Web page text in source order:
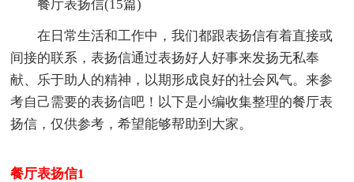
餐厅表扬信(15篇)
在日常生活和工作中，我们都跟表扬信有着直接或
间接的联系，表扬信通过表扬好人好事来发扬无私奉
献、乐于助人的精神，以期形成良好的社会风气。来参
考自己需要的表扬信吧！以下是小编收集整理的餐厅表
扬信，仅供参考，希望能够帮助到大家。
餐厅表扬信1